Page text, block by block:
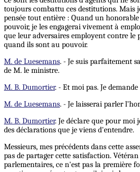
toujours combattu ces destitutions. Mais
pensée tout entière : Quand un
pouvoir, je les engagerai vivement à
que leur adversaires employent contre le
quand ils sont au pouvoir.
M. de Luesemans. - Je suis parfaitement
de M. le ministre.
M. B. Dumortier. - Et moi pas. Je
M. de Luesemans. - Je laisserai parler
M. B. Dumortier. Je déclare que pour moi
des déclarations que je viens d'entendre.
Messieurs, mes précédents dans cette
pas de partager cette satisfaction.
parlementaires, ce n'est pas la première